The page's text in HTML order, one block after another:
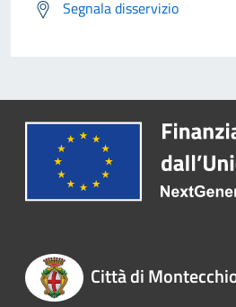
Segnala disservizio
Città di